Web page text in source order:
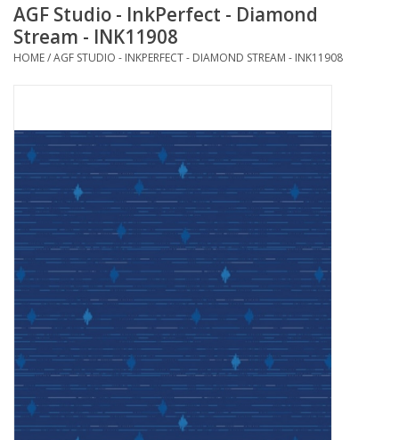
Nieuws
Herfst & Halloween
Laatste Kans
Cadeaubonnen
Nanno Blog
Merken
Beloningen
AGF Studio - InkPerfect - Diamond
Stream - INK11908
HOME/AGF STUDIO - INKPERFECT - DIAMOND STREAM - INK11908